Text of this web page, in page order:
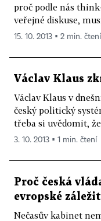
proč podle nás
veřejné diskuse,
15. 10. 2013 ▪ 2 min. čtení
Václav Klaus
Václav Klaus v
český politický
třeba si uvědomit,
3. 10. 2013 ▪ 1 min. čtení
Proč česká
evropské
Nečasův kabinet